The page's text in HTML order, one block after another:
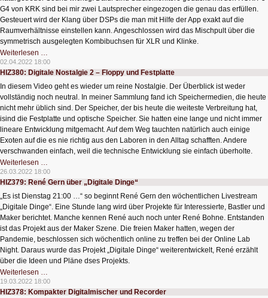
G4 von KRK sind bei mir zwei Lautsprecher eingezogen die genau das erfüllen.
Gesteuert wird der Klang über DSPs die man mit Hilfe der App exakt auf die
Raumverhältnisse einstellen kann. Angeschlossen wird das Mischpult über die
symmetrisch ausgelegten Kombibuchsen für XLR und Klinke.
Weiterlesen …
Monitorlautsprecher
02.04.2022 18:00
HIZ380: Digitale Nostalgie 2 – Floppy und Festplatte
In diesem Video geht es wieder um reine Nostalgie. Der Überblick ist weder
vollständig noch neutral. In meiner Sammlung fand ich Speichermedien, die heute
nicht mehr üblich sind. Der Speicher, der bis heute die weiteste Verbreitung hat,
isind die Festplatte und optische Speicher. Sie hatten eine lange und nicht immer
lineare Entwicklung mitgemacht. Auf dem Weg tauchten natürlich auch einige
Exoten auf die es nie richtig aus den Laboren in den Alltag schafften. Andere
verschwanden einfach, weil die technische Entwicklung sie einfach überholte.
Weiterlesen …
Digitale
Nostalgie
2
Floppy
und
26.03.2022 18:00
HIZ379: René Gern über „Digitale Dinge“
„Es ist Dienstag 21:00 …“ so beginnt René Gern den wöchentlichen Livestream
„Digitale Dinge“. Eine Stunde lang wird über Projekte für Interessierte, Bastler und
Maker berichtet. Manche kennen René auch noch unter René Bohne. Entstanden
ist das Projekt aus der Maker Szene. Die freien Maker hatten, wegen der
Pandemie, beschlossen sich wöchentlich online zu treffen bei der Online Lab
Night. Daraus wurde das Projekt „Digitale Dinge“ weiterentwickelt, René erzählt
über die Ideen und Pläne dses Projekts.
Weiterlesen …
René
Gern
über
19.03.2022 18:00
HIZ378: Kompakter Digitalmischer und Recorder